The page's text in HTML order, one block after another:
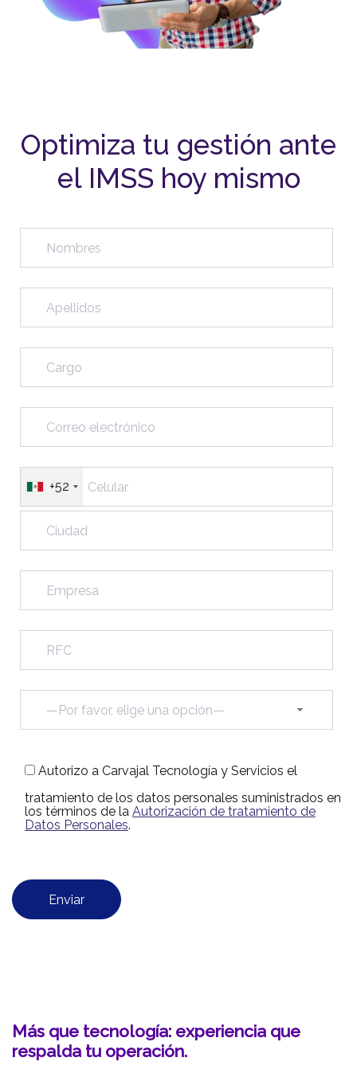
Optimiza tu gestión ante
el IMSS hoy mismo
+52
—Por favor, elige una opción—
Autorizo a Carvajal Tecnología y Servicios el
tratamiento de los datos personales suministrados en
los términos de la Autorización de tratamiento de
Datos Personales.
Más que tecnología: experiencia que
respalda tu operación.